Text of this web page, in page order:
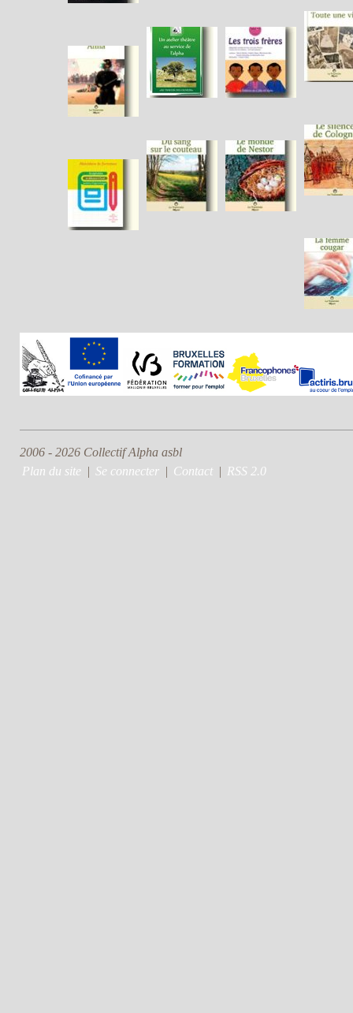
2006 - 2026 Collectif Alpha asbl
Plan du site
Se connecter Contact RSS 2.0